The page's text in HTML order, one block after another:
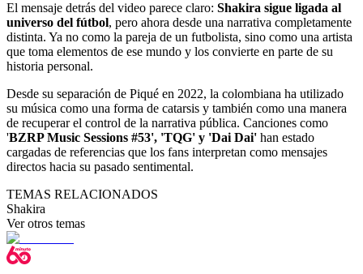
El mensaje detrás del video parece claro: Shakira sigue ligada al
universo del fútbol, pero ahora desde una narrativa completamente
distinta. Ya no como la pareja de un futbolista, sino como una artista
que toma elementos de ese mundo y los convierte en parte de su
historia personal.
Desde su separación de Piqué en 2022, la colombiana ha utilizado
su música como una forma de catarsis y también como una manera
de recuperar el control de la narrativa pública. Canciones como
'BZRP Music Sessions #53', 'TQG' y 'Dai Dai' han estado
cargadas de referencias que los fans interpretan como mensajes
directos hacia su pasado sentimental.
TEMAS RELACIONADOS
Shakira
Ver otros temas